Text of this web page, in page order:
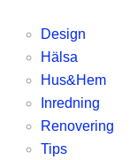
Design
Hälsa
Hus&Hem
Inredning
Renovering
Tips